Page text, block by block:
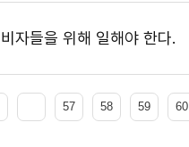
자들을 위해 일해야 한다.
57 58 59 60